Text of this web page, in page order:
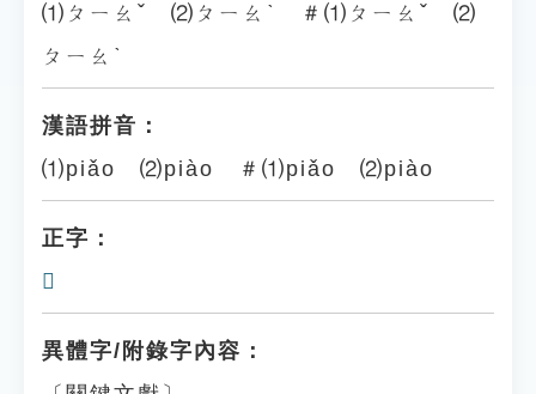
⑴ㄆㄧㄠˇ ⑵ㄆㄧㄠˋ ＃⑴ㄆㄧㄠˇ ⑵
ㄆㄧㄠˋ
漢語拼音：
⑴piǎo ⑵piào ＃⑴piǎo ⑵piào
正字：
𩮳
異體字/附錄字內容：